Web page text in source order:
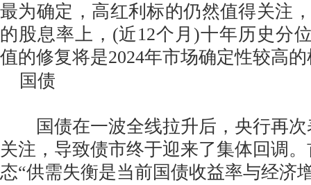
最为确定，高红利标的仍然值得关注
的股息率上，(近12个月)十年历史分
值的修复将是2024年市场确定性较高
国债
国债在一波全线拉升后，央行再次
关注，导致债市终于迎来了集体回调
态“供需失衡是当前国债收益率与经济